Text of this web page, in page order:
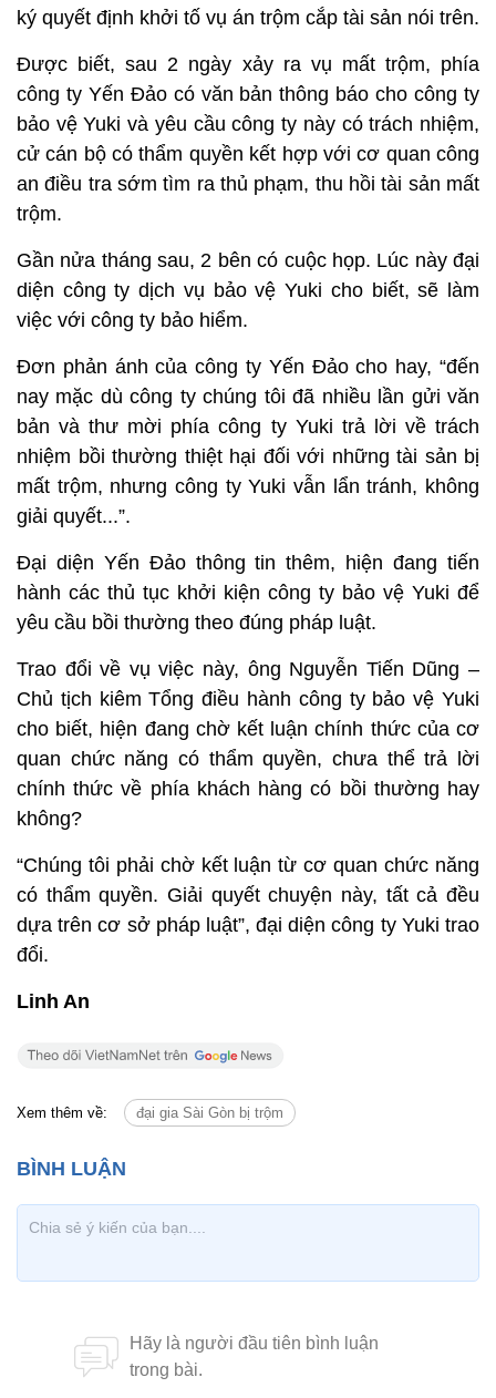
ký quyết định khởi tố vụ án trộm cắp tài sản nói trên.
Được biết, sau 2 ngày xảy ra vụ mất trộm, phía
công ty Yến Đảo có văn bản thông báo cho công ty
bảo vệ Yuki và yêu cầu công ty này có trách nhiệm,
cử cán bộ có thẩm quyền kết hợp với cơ quan công
an điều tra sớm tìm ra thủ phạm, thu hồi tài sản mất
trộm.
Gần nửa tháng sau, 2 bên có cuộc họp. Lúc này đại
diện công ty dịch vụ bảo vệ Yuki cho biết, sẽ làm
việc với công ty bảo hiểm.
Đơn phản ánh của công ty Yến Đảo cho hay, “đến
nay mặc dù công ty chúng tôi đã nhiều lần gửi văn
bản và thư mời phía công ty Yuki trả lời về trách
nhiệm bồi thường thiệt hại đối với những tài sản bị
mất trộm, nhưng công ty Yuki vẫn lẩn tránh, không
giải quyết...”.
Đại diện Yến Đảo thông tin thêm, hiện đang tiến
hành các thủ tục khởi kiện công ty bảo vệ Yuki để
yêu cầu bồi thường theo đúng pháp luật.
Trao đổi về vụ việc này, ông Nguyễn Tiến Dũng –
Chủ tịch kiêm Tổng điều hành công ty bảo vệ Yuki
cho biết, hiện đang chờ kết luận chính thức của cơ
quan chức năng có thẩm quyền, chưa thể trả lời
chính thức về phía khách hàng có bồi thường hay
không?
“Chúng tôi phải chờ kết luận từ cơ quan chức năng
có thẩm quyền. Giải quyết chuyện này, tất cả đều
dựa trên cơ sở pháp luật”, đại diện công ty Yuki trao
đổi.
Linh An
Xem thêm về: đại gia Sài Gòn bị trộm